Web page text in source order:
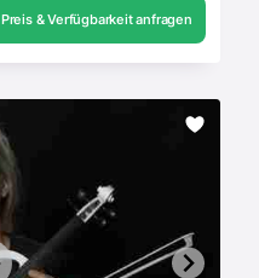
Preis & Verfügbarkeit anfragen